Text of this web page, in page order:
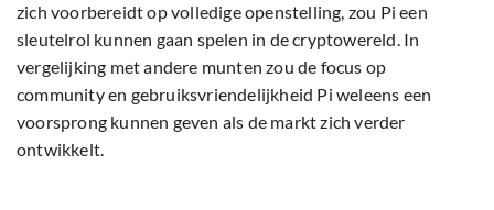
zich voorbereidt op volledige openstelling, zou Pi een
sleutelrol kunnen gaan spelen in de cryptowereld. In
vergelijking met andere munten zou de focus op
community en gebruiksvriendelijkheid Pi weleens een
voorsprong kunnen geven als de markt zich verder
ontwikkelt.